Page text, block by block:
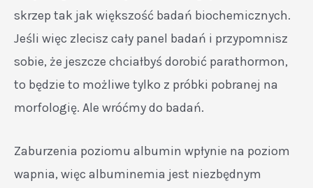
skrzep tak jak większość badań biochemicznych.
Jeśli więc zlecisz cały panel badań i przypomnisz
sobie, że jeszcze chciałbyś dorobić parathormon,
to będzie to możliwe tylko z próbki pobranej na
morfologię. Ale wróćmy do badań.
Zaburzenia poziomu albumin wpłynie na poziom
wapnia, więc albuminemia jest niezbędnym